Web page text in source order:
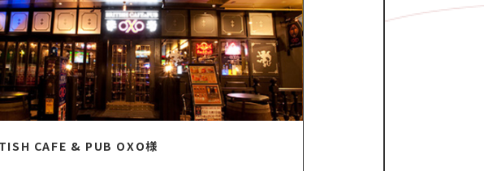
CAFE & PUB OXO様